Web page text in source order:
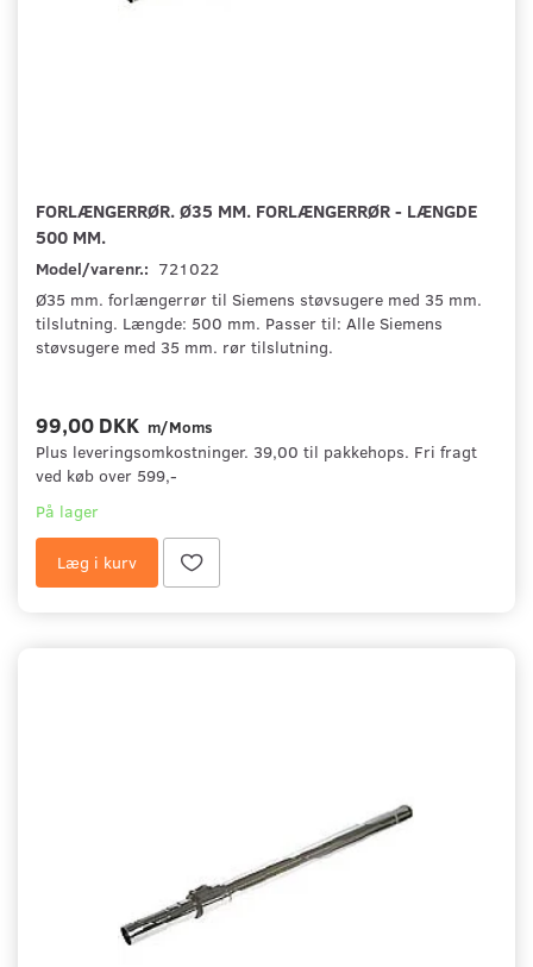
FORLÆNGERRØR. Ø35 MM. FORLÆNGERRØR - LÆNGDE
500 MM.
Model/varenr.: 721022
Ø35 mm. forlængerrør til Siemens støvsugere med 35 mm.
tilslutning. Længde: 500 mm. Passer til: Alle Siemens
støvsugere med 35 mm. rør tilslutning.
99,00 DKK m/Moms
Plus leveringsomkostninger. 39,00 til pakkehops. Fri fragt
ved køb over 599,-
På lager
Læg i kurv